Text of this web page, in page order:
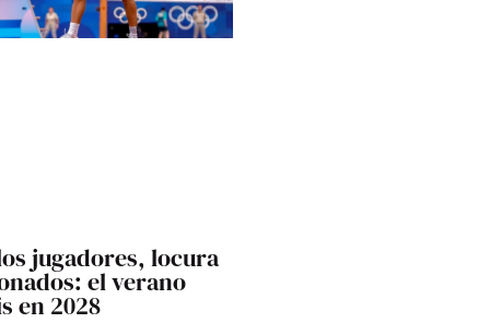
jugadores, locura
el verano
en 2028